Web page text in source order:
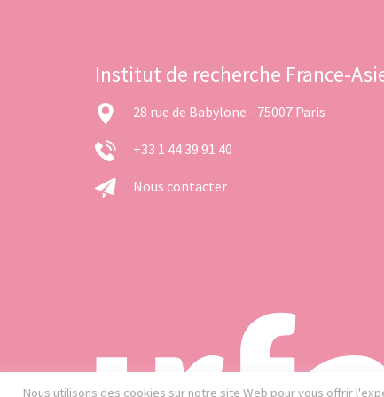
Institut de recherche France-
28 rue de Babylone - 75007 Paris
+33 1 44 39 91 40
Nous contacter
Nous utilisons des cookies sur notre site Web pour vous offrir